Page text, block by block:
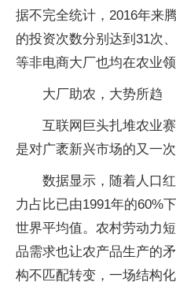
据不完全统计，2016年来
的投资次数分别达到31次
等非电商大厂也均在农业
大厂助农，大势所趋
互联网巨头扎堆农业
是对广袤新兴市场的又一次
数据显示，随着人口
力占比已由1991年的60%
世界平均值。农村劳动力
品需求也让农产品生产的
构不匹配转变，一场结构